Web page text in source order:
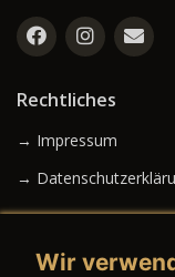
Rechtliches
→ Impressum
→
Wir